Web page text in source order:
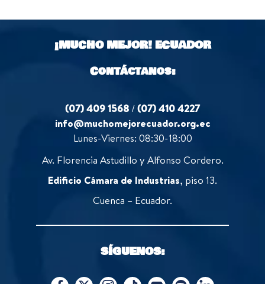
¡MUCHO MEJOR!ECUADOR
Contáctanos:
(07) 409 1568 /(07) 410 4227
info@muchomejorecuador.org.ec
Lunes-Viernes: 08:30-18:00
Av. Florencia Astudillo y Alfonso Cordero.
Edificio Cámara de Industrias, piso 13.
Cuenca – Ecuador.
SÍGUENOS: